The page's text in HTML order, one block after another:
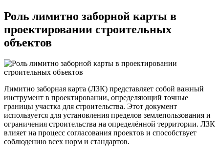
Роль лимитно заборной карты в
проектировании строительных
объектов
Лимитно заборная карта (ЛЗК) представляет собой важный
инструмент в проектировании, определяющий точные
границы участка для строительства. Этот документ
используется для установления пределов землепользования и
ограничения строительства на определённой территории. ЛЗК
влияет на процесс согласования проектов и способствует
соблюдению всех норм и стандартов.